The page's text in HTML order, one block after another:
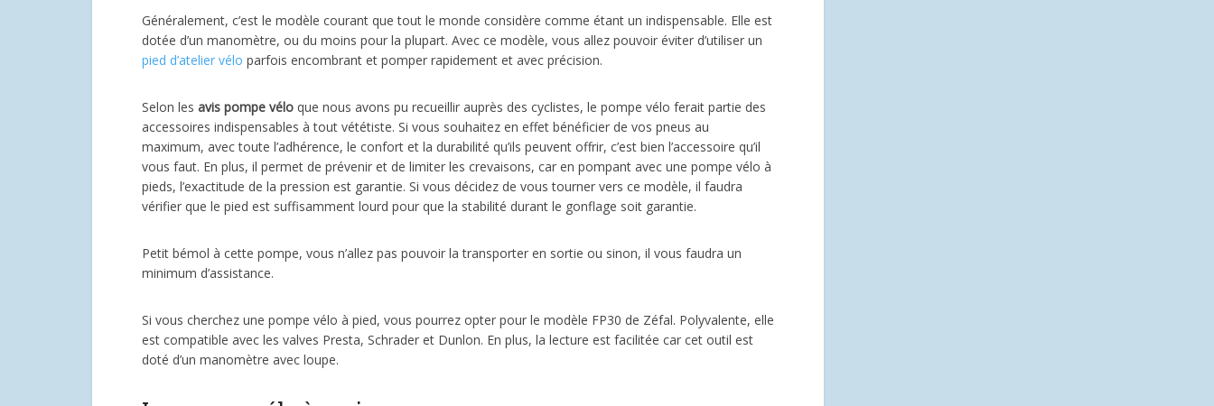
Généralement, c’est le modèle courant que tout le monde considère comme étant un indispensable. Elle est
dotée d’un manomètre, ou du moins pour la plupart. Avec ce modèle, vous allez pouvoir éviter d’utiliser un
pied d’atelier vélo parfois encombrant et pomper rapidement et avec précision.
Selon les avis pompe vélo que nous avons pu recueillir auprès des cyclistes, le pompe vélo ferait partie des
accessoires indispensables à tout vététiste. Si vous souhaitez en effet bénéficier de vos pneus au
maximum, avec toute l’adhérence, le confort et la durabilité qu’ils peuvent offrir, c’est bien l’accessoire qu’il
vous faut. En plus, il permet de prévenir et de limiter les crevaisons, car en pompant avec une pompe vélo à
pieds, l’exactitude de la pression est garantie. Si vous décidez de vous tourner vers ce modèle, il faudra
vérifier que le pied est suffisamment lourd pour que la stabilité durant le gonflage soit garantie.
Petit bémol à cette pompe, vous n’allez pas pouvoir la transporter en sortie ou sinon, il vous faudra un
minimum d’assistance.
Si vous cherchez une pompe vélo à pied, vous pourrez opter pour le modèle FP30 de Zéfal. Polyvalente, elle
est compatible avec les valves Presta, Schrader et Dunlon. En plus, la lecture est facilitée car cet outil est
doté d’un manomètre avec loupe.